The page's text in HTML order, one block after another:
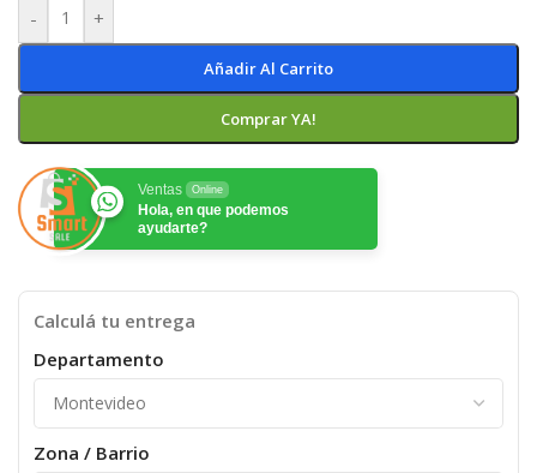
- +
Añadir Al Carrito
Comprar YA!
Ventas Online
Hola, en que podemos
ayudarte?
Calculá tu entrega
Departamento
Zona / Barrio